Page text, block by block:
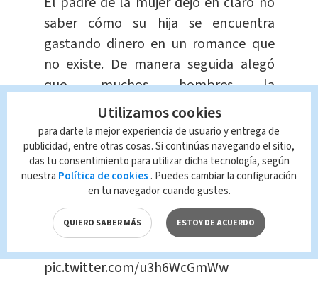
saber cómo su hija se encuentra
gastando dinero en un romance que
no existe. De manera seguida alegó
que, muchos hombres la
buscabancon el fin deobtener
dinero.
????️ Padre de una víctima de ‘estafa
del amor’: “Aunque le decimos que es
una estafa, ella ni caso".#YAS3Oct
Directo ▶️https://t.co/Zbpc7aiHYM
pic.twitter.com/u3h6WcGmWw
Utilizamos cookies
para darte la mejor experiencia de usuario y entrega de
publicidad, entre otras cosas. Si continúas navegando el sitio,
das tu consentimiento para utilizar dicha tecnología, según
nuestra Política de cookies . Puedes cambiar la configuración
en tu navegador cuando gustes.
QUIERO SABER MÁS ESTOY DE ACUERDO